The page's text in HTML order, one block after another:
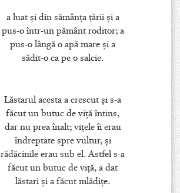
a luat şi din sămânţa ţării şi a
pus-o într-un pământ roditor; a
pus-o lângă o apă mare şi a
sădit-o ca pe o salcie.
Lăstarul acesta a crescut şi s-a
făcut un butuc de viţă întins,
dar nu prea înalt; viţele îi erau
îndreptate spre vultur, şi
rădăcinile erau sub el. Astfel s-a
făcut un butuc de viţă, a dat
lăstari şi a făcut mlădiţe.